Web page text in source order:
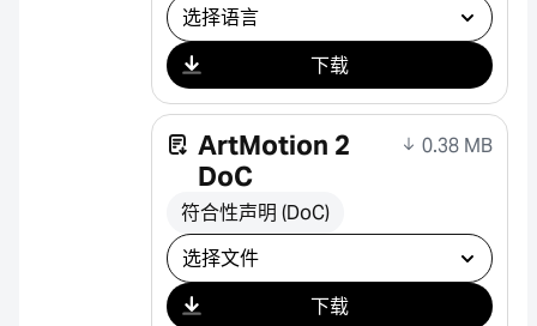
选择下载
下载
ArtMotion 2
DoC
0.38 MB
符合性声明 (DoC)
选择下载
下载